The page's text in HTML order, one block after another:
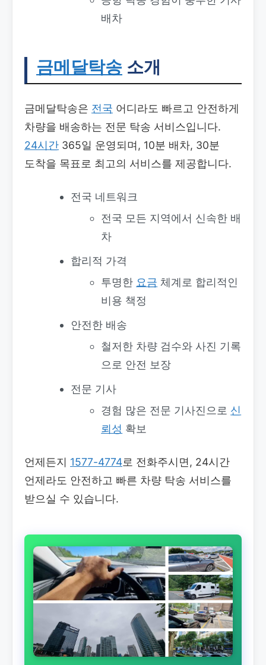
배차
금메달탁송 소개
금메달탁송은 전국 어디라도 빠르고 안전하게
차량을 배송하는 전문 탁송 서비스입니다.
24시간 365일 운영되며, 10분 배차, 30분
도착을 목표로 최고의 서비스를 제공합니다.
전국 네트워크
전국 모든 지역에서 신속한 배
차
합리적 가격
투명한 요금 체계로 합리적인
비용 책정
안전한 배송
철저한 차량 검수와 사진 기록
으로 안전 보장
전문 기사
경험 많은 전문 기사진으로 신
뢰성 확보
언제든지 1577-4774로 전화주시면, 24시간
언제라도 안전하고 빠른 차량 탁송 서비스를
받으실 수 있습니다.